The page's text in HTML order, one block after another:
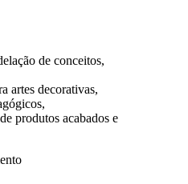
de conceitos,
artes decorativas,
produtos acabados e